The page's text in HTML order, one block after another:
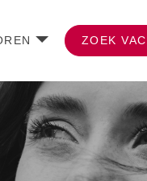
ZOEK